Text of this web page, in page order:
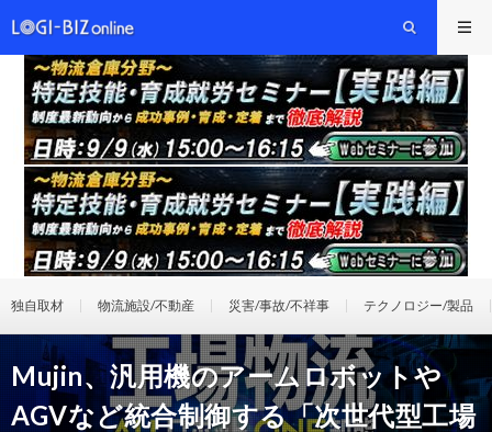
独自取材 物流施設/不動産 災害/事故/不祥事 テクノロジー/製品
Mujin、汎用機のアームロボットや
AGVなど統合制御する「次世代型工場